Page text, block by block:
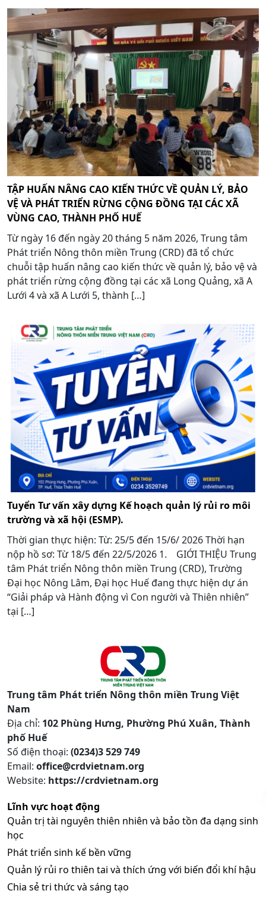
TẬP HUẤN NÂNG CAO KIẾN THỨC VỀ QUẢN LÝ, BẢO
VỆ VÀ PHÁT TRIỂN RỪNG CỘNG ĐỒNG TẠI CÁC XÃ
VÙNG CAO, THÀNH PHỐ HUẾ
Từ ngày 16 đến ngày 20 tháng 5 năm 2026, Trung tâm
Phát triển Nông thôn miền Trung (CRD) đã tổ chức
chuỗi tập huấn nâng cao kiến thức về quản lý, bảo vệ và
phát triển rừng cộng đồng tại các xã Long Quảng, xã A
Lưới 4 và xã A Lưới 5, thành […]
Tuyển Tư vấn xây dựng Kế hoạch quản lý rủi ro môi
trường và xã hội (ESMP).
Thời gian thực hiện: Từ: 25/5 đến 15/6/ 2026 Thời hạn
nộp hồ sơ: Từ 18/5 đến 22/5/2026 1. GIỚI THIỆU Trung
tâm Phát triển Nông thôn miền Trung (CRD), Trường
Đại học Nông Lâm, Đại học Huế đang thực hiện dự án
“Giải pháp và Hành động vì Con người và Thiên nhiên”
tại […]
Trung tâm Phát triển Nông thôn miền Trung Việt
Nam
Địa chỉ: 102 Phùng Hưng, Phường Phú Xuân, Thành
phố Huế
Số điện thoại: (0234)3 529 749
Email: office@crdvietnam.org
Website: https://crdvietnam.org
Lĩnh vực hoạt động
Quản trị tài nguyên thiên nhiên và bảo tồn đa dạng sinh
học
Phát triển sinh kế bền vững
Quản lý rủi ro thiên tai và thích ứng với biến đổi khí hậu
Chia sẻ tri thức và sáng tạo